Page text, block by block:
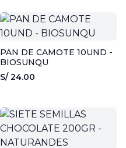
PAN DE CAMOTE 10UND -
BIOSUNQU
S/ 24.00